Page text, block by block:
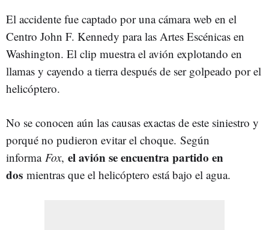
El accidente fue captado por una cámara web en el
Centro John F. Kennedy para las Artes Escénicas en
Washington. El clip muestra el avión explotando en
llamas y cayendo a tierra después de ser golpeado por el
helicóptero.
No se conocen aún las causas exactas de este siniestro y
porqué no pudieron evitar el choque. Según
informa Fox, el avión se encuentra partido en
dos mientras que el helicóptero está bajo el agua.